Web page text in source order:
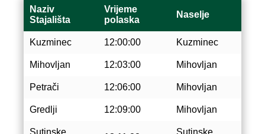
Naziv
Stajališta
Vrijeme
polaska
Naselje
Kuzminec 12:00:00 Kuzminec
Mihovljan 12:03:00 Mihovljan
Petrači 12:06:00 Mihovljan
Gredlji 12:09:00 Mihovljan
Sutinske
Sutinske